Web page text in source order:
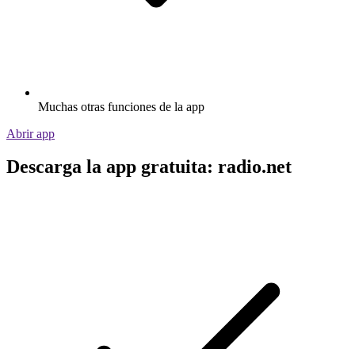
Muchas otras funciones de la app
Abrir app
Descarga la app gratuita: radio.net